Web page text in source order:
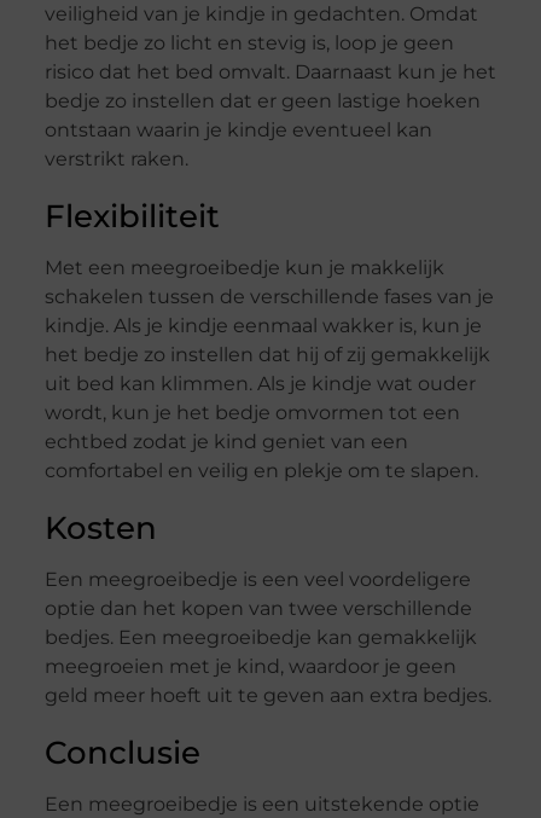
veiligheid van je kindje in gedachten. Omdat
het bedje zo licht en stevig is, loop je geen
risico dat het bed omvalt. Daarnaast kun je het
bedje zo instellen dat er geen lastige hoeken
ontstaan waarin je kindje eventueel kan
verstrikt raken.
Flexibiliteit
Met een meegroeibedje kun je makkelijk
schakelen tussen de verschillende fases van je
kindje. Als je kindje eenmaal wakker is, kun je
het bedje zo instellen dat hij of zij gemakkelijk
uit bed kan klimmen. Als je kindje wat ouder
wordt, kun je het bedje omvormen tot een
echtbed zodat je kind geniet van een
comfortabel en veilig en plekje om te slapen.
Kosten
Een meegroeibedje is een veel voordeligere
optie dan het kopen van twee verschillende
bedjes. Een meegroeibedje kan gemakkelijk
meegroeien met je kind, waardoor je geen
geld meer hoeft uit te geven aan extra bedjes.
Conclusie
Een meegroeibedje is een uitstekende optie